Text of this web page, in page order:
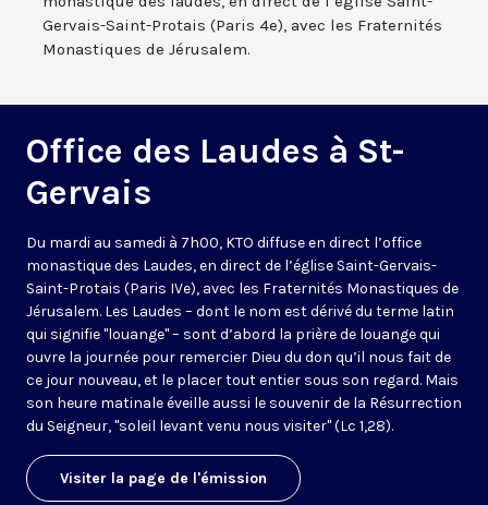
Gervais-Saint-Protais (Paris 4e), avec les Fraternités
Monastiques de Jérusalem.
Office des Laudes à St-
Gervais
Du mardi au samedi à 7h00, KTO diffuse en direct l’office
monastique des Laudes, en direct de l’église Saint-Gervais-
Saint-Protais (Paris IVe), avec les Fraternités Monastiques de
Jérusalem. Les Laudes – dont le nom est dérivé du terme latin
qui signifie "louange" – sont d’abord la prière de louange qui
ouvre la journée pour remercier Dieu du don qu’il nous fait de
ce jour nouveau, et le placer tout entier sous son regard. Mais
son heure matinale éveille aussi le souvenir de la Résurrection
du Seigneur, "soleil levant venu nous visiter" (Lc 1,28).
Visiter la page de l'émission